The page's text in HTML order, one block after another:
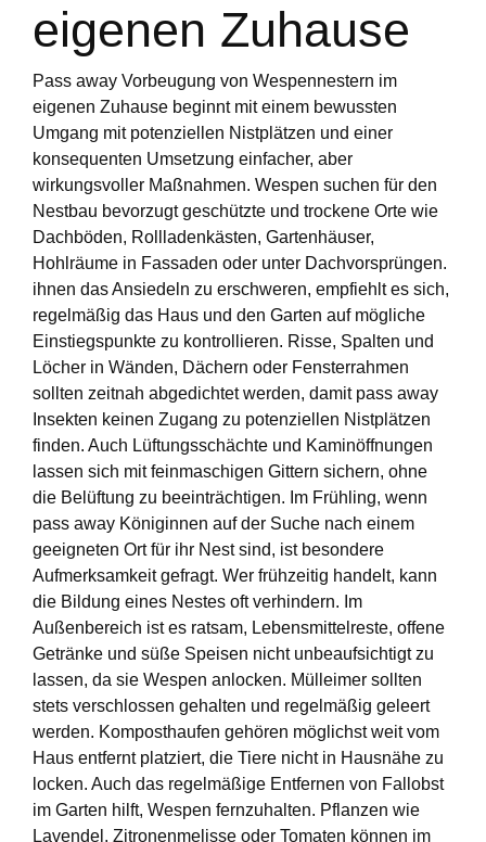
eigenen Zuhause
Pass away Vorbeugung von Wespennestern im
eigenen Zuhause beginnt mit einem bewussten
Umgang mit potenziellen Nistplätzen und einer
konsequenten Umsetzung einfacher, aber
wirkungsvoller Maßnahmen. Wespen suchen für den
Nestbau bevorzugt geschützte und trockene Orte wie
Dachböden, Rollladenkästen, Gartenhäuser,
Hohlräume in Fassaden oder unter Dachvorsprüngen.
ihnen das Ansiedeln zu erschweren, empfiehlt es sich,
regelmäßig das Haus und den Garten auf mögliche
Einstiegspunkte zu kontrollieren. Risse, Spalten und
Löcher in Wänden, Dächern oder Fensterrahmen
sollten zeitnah abgedichtet werden, damit pass away
Insekten keinen Zugang zu potenziellen Nistplätzen
finden. Auch Lüftungsschächte und Kaminöffnungen
lassen sich mit feinmaschigen Gittern sichern, ohne
die Belüftung zu beeinträchtigen. Im Frühling, wenn
pass away Königinnen auf der Suche nach einem
geeigneten Ort für ihr Nest sind, ist besondere
Aufmerksamkeit gefragt. Wer frühzeitig handelt, kann
die Bildung eines Nestes oft verhindern. Im
Außenbereich ist es ratsam, Lebensmittelreste, offene
Getränke und süße Speisen nicht unbeaufsichtigt zu
lassen, da sie Wespen anlocken. Mülleimer sollten
stets verschlossen gehalten und regelmäßig geleert
werden. Komposthaufen gehören möglichst weit vom
Haus entfernt platziert, die Tiere nicht in Hausnähe zu
locken. Auch das regelmäßige Entfernen von Fallobst
im Garten hilft, Wespen fernzuhalten. Pflanzen wie
Lavendel, Zitronenmelisse oder Tomaten können im